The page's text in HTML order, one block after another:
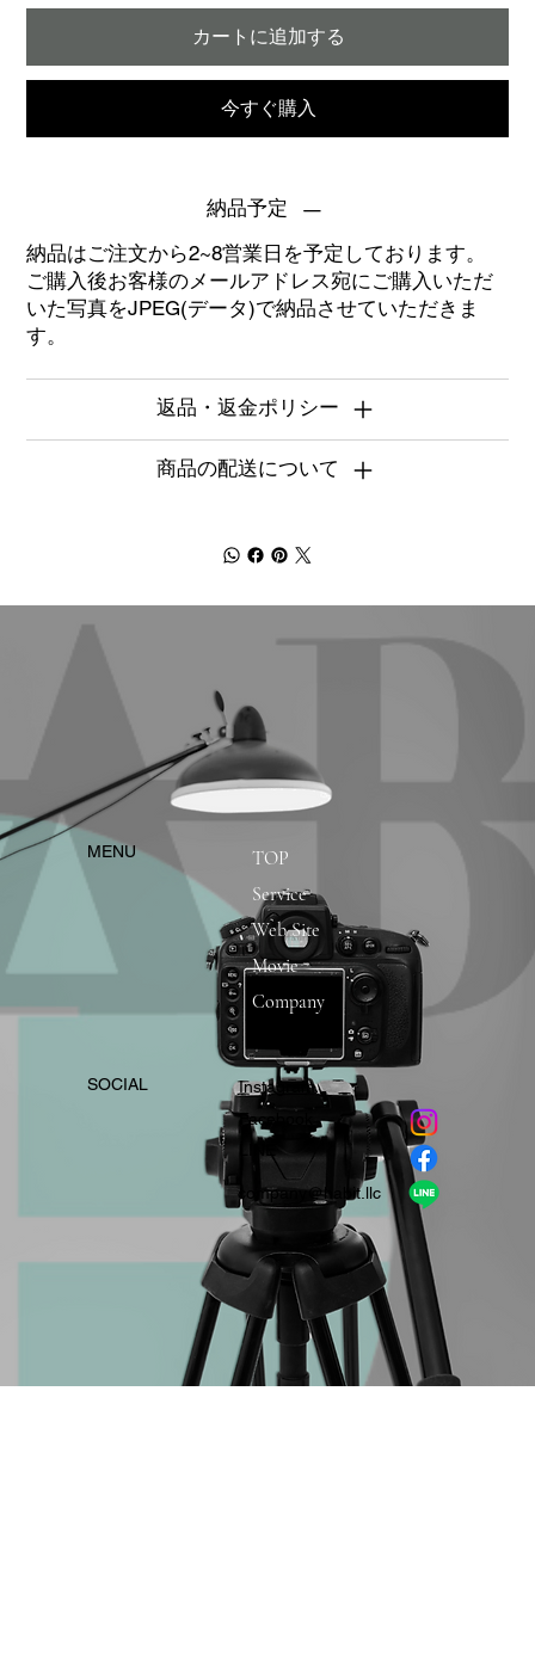
カートに追加する
今すぐ購入
納品予定
納品はご注文から2~8営業日を予定しております。
ご購入後お客様のメールアドレス宛にご購入いただ
いた写真をJPEG(データ)で納品させていただきま
す。
返品・返金ポリシー
商品の配送について
​MENU
TOP
Service
Web Site
Movie
Company
​SOCIAL
Instagram
​Facebook
company＠habit.llc